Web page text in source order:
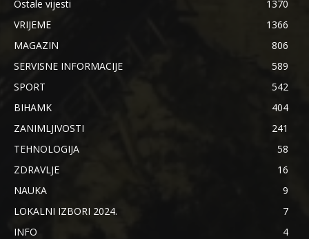
Ostale vijesti
1370
VRIJEME
1366
MAGAZIN
806
SERVISNE INFORMACIJE
589
SPORT
542
BIHAMK
404
ZANIMLJIVOSTI
241
TEHNOLOGIJA
58
ZDRAVLJE
16
NAUKA
9
LOKALNI IZBORI 2024.
7
INFO
4